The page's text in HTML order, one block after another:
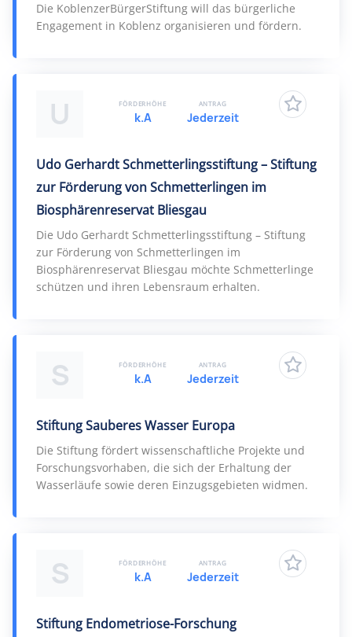
Die KoblenzerBürgerStiftung will das bürgerliche
Engagement in Koblenz organisieren und fördern.
U
Udo Gerhardt Schmetterlingsstiftung – Stiftung
zur Förderung von Schmetterlingen im
Biosphärenreservat Bliesgau
Die Udo Gerhardt Schmetterlingsstiftung – Stiftung
zur Förderung von Schmetterlingen im
Biosphärenreservat Bliesgau möchte Schmetterlinge
schützen und ihren Lebensraum erhalten.
FÖRDERHÖHE
k.A
ANTRAG
Jederzeit
S
Stiftung Sauberes Wasser Europa
Die Stiftung fördert wissenschaftliche Projekte und
Forschungsvorhaben, die sich der Erhaltung der
Wasserläufe sowie deren Einzugsgebieten widmen.
FÖRDERHÖHE
k.A
ANTRAG
Jederzeit
S
Stiftung Endometriose-Forschung
FÖRDERHÖHE
k.A
ANTRAG
Jederzeit